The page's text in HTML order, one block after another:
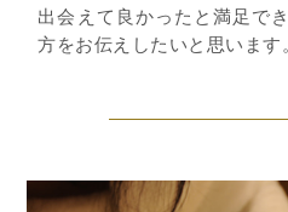
出会えて良かったと満足で
方をお伝えしたいと思います